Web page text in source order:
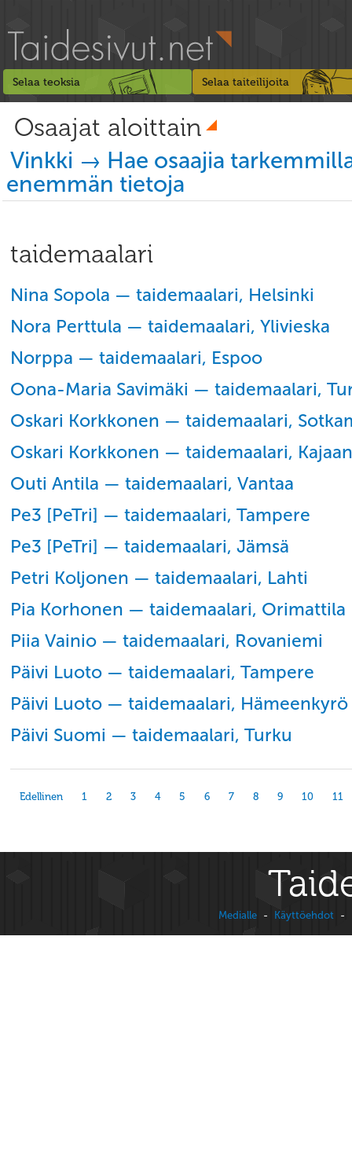
Selaa teoksia Selaa taiteilijoita
Osaajat aloittain
Vinkki → Hae osaajia
enemmän tietoja
taidemaalari
Nina Sopola — taidemaalari, Helsinki
Nora Perttula — taidemaalari, Ylivieska
Norppa — taidemaalari, Espoo
Oona-Maria Savimäki — taidemaalari,
Oskari Korkkonen — taidemaalari,
Oskari Korkkonen — taidemaalari,
Outi Antila — taidemaalari, Vantaa
Pe3 [PeTri] — taidemaalari, Tampere
Pe3 [PeTri] — taidemaalari, Jämsä
Petri Koljonen — taidemaalari, Lahti
Pia Korhonen — taidemaalari, Orimattila
Piia Vainio — taidemaalari, Rovaniemi
Päivi Luoto — taidemaalari, Tampere
Päivi Luoto — taidemaalari, Hämeenkyrö
Päivi Suomi — taidemaalari, Turku
Edellinen 1 2 3 4 5 6 7 8 9 10 11
Medialle - Käyttöehdot -